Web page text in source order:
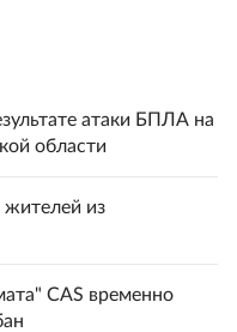
атаки БПЛА на
области
жителей из
CAS временно